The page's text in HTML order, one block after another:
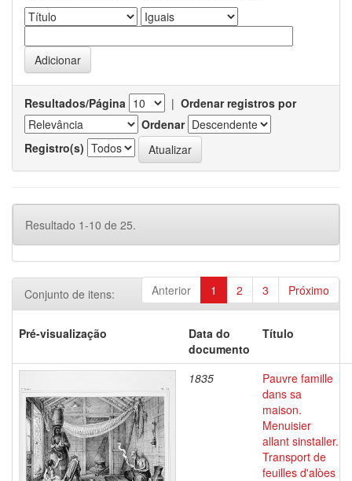
Resultados/Página | Ordenar registros por
Ordenar
Registro(s)
Resultado 1-10 de 25.
Anterior 1 2 3 Próximo
Conjunto de itens:
Pré-visualização
Data do
documento
Título
1835
Pauvre famille
dans sa
maison.
Menuisier
allant sinstaller.
Transport de
feuilles d'alòes